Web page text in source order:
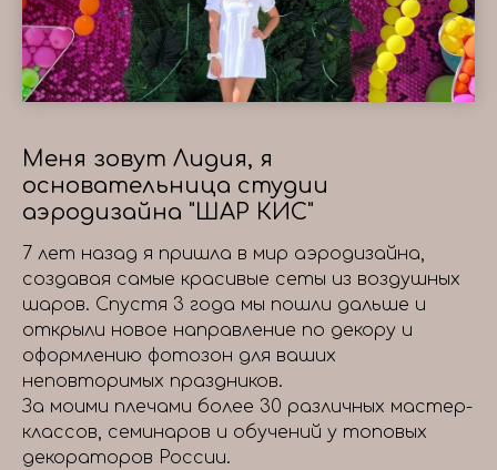
Меня зовут Лидия, я
основательница студии
аэродизайна "ШАР КИС"
7 лет назад я пришла в мир аэродизайна,
создавая самые красивые сеты из воздушных
шаров. Спустя 3 года мы пошли дальше и
открыли новое направление по декору и
оформлению фотозон для ваших
неповторимых праздников.
За моими плечами более 30 различных мастер-
классов, семинаров и обучений у топовых
декораторов России.